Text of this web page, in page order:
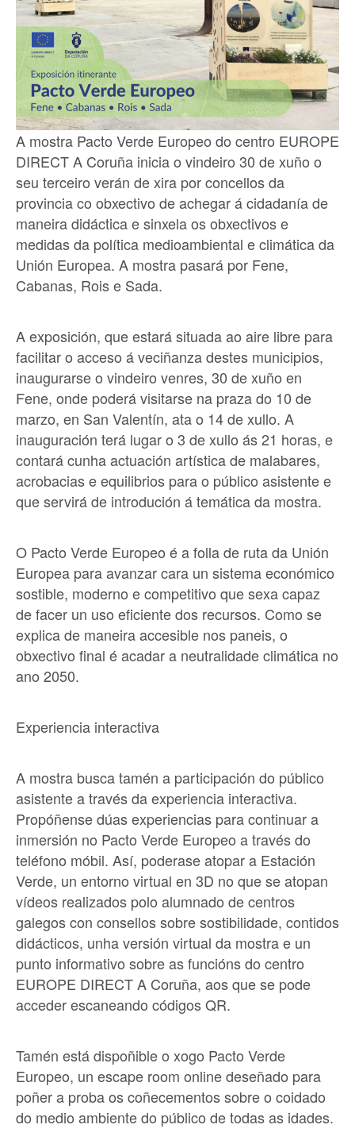
A mostra Pacto Verde Europeo do centro EUROPE
DIRECT A Coruña inicia o vindeiro 30 de xuño o
seu terceiro verán de xira por concellos da
provincia co obxectivo de achegar á cidadanía de
maneira didáctica e sinxela os obxectivos e
medidas da política medioambiental e climática da
Unión Europea. A mostra pasará por Fene,
Cabanas, Rois e Sada.
A exposición, que estará situada ao aire libre para
facilitar o acceso á veciñanza destes municipios,
inaugurarse o vindeiro venres, 30 de xuño en
Fene, onde poderá visitarse na praza do 10 de
marzo, en San Valentín, ata o 14 de xullo. A
inauguración terá lugar o 3 de xullo ás 21 horas, e
contará cunha actuación artística de malabares,
acrobacias e equilibrios para o público asistente e
que servirá de introdución á temática da mostra.
O Pacto Verde Europeo é a folla de ruta da Unión
Europea para avanzar cara un sistema económico
sostible, moderno e competitivo que sexa capaz
de facer un uso eficiente dos recursos. Como se
explica de maneira accesible nos paneis, o
obxectivo final é acadar a neutralidade climática no
ano 2050.
Experiencia interactiva
A mostra busca tamén a participación do público
asistente a través da experiencia interactiva.
Propóñense dúas experiencias para continuar a
inmersión no Pacto Verde Europeo a través do
teléfono móbil. Así, poderase atopar a Estación
Verde, un entorno virtual en 3D no que se atopan
vídeos realizados polo alumnado de centros
galegos con consellos sobre sostibilidade, contidos
didácticos, unha versión virtual da mostra e un
punto informativo sobre as funcións do centro
EUROPE DIRECT A Coruña, aos que se pode
acceder escaneando códigos QR.
Tamén está dispoñible o xogo Pacto Verde
Europeo, un escape room online deseñado para
poñer a proba os coñecementos sobre o coidado
do medio ambiente do público de todas as idades.